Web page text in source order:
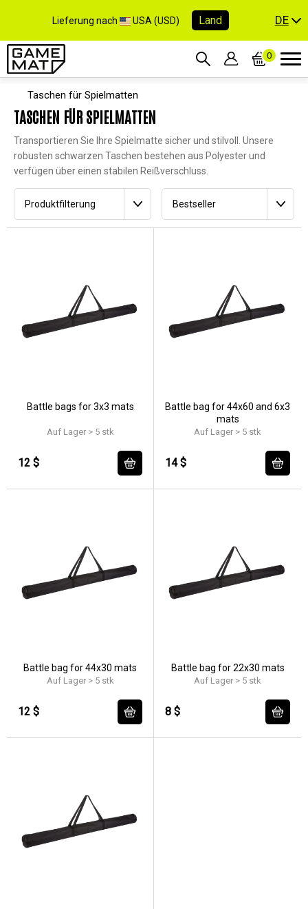
Lieferung nach USA (USD) Land DE
0
Taschen für Spielmatten
TASCHEN FÜR SPIELMATTEN
Transportieren Sie Ihre Spielmatte sicher und stilvoll. Unsere
robusten schwarzen Taschen bestehen aus Polyester und
verfügen über einen stabilen Reißverschluss.
Produktfilterung Bestseller
Battle bags for 3x3 mats
Auf Lager > 5 stk
12 $
Battle bag for 44x60 and 6x3
mats
Auf Lager > 5 stk
14 $
Battle bag for 44x30 mats
Auf Lager > 5 stk
12 $
Battle bag for 22x30 mats
Auf Lager > 5 stk
8 $